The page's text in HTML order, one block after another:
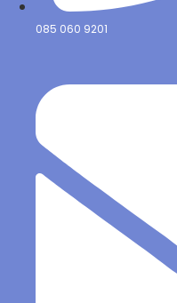
085 060 9201